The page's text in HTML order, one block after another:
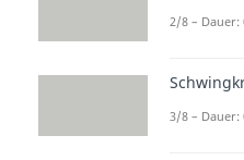
NPN
2/8 – Dauer:
3/8 – Dauer: